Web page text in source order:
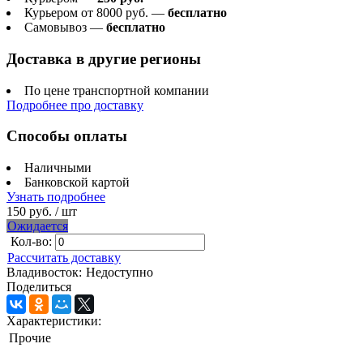
Курьером от 8000 руб. — бесплатно
Самовывоз — бесплатно
Доставка в другие регионы
По цене транспортной компании
Подробнее про доставку
Способы оплаты
Наличными
Банковской картой
Узнать подробнее
150 руб. / шт
Ожидается
Кол-во:
Рассчитать доставку
Владивосток: Недоступно
Поделиться
Характеристики:
Прочие